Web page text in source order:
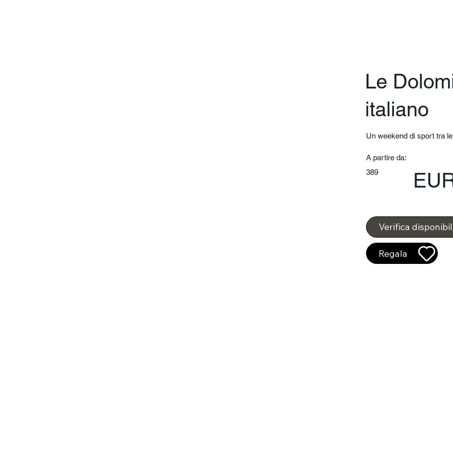
Le
italiano
Un weekend di sport tra
A partire da:
389
Verifica
Regala